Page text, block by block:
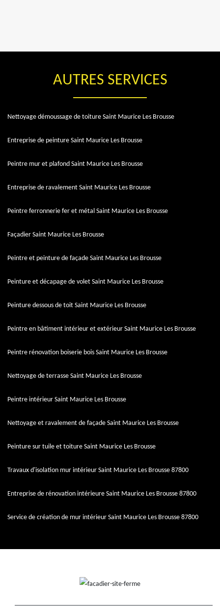
AUTRES SERVICES
Nettoyage démoussage de toiture Saint Maurice Les Brousse
Entreprise de peinture Saint Maurice Les Brousse
Peintre mur et plafond Saint Maurice Les Brousse
Entreprise de ravalement Saint Maurice Les Brousse
Peintre ferronnerie fer et métal Saint Maurice Les Brousse
Façadier Saint Maurice Les Brousse
Peintre et peinture de façade Saint Maurice Les Brousse
Peinture et décapage de volet Saint Maurice Les Brousse
Peinture dessous de toit Saint Maurice Les Brousse
Peintre en bâtiment intérieur et extérieur Saint Maurice Les Brousse
Peintre rénovation boiserie bois Saint Maurice Les Brousse
Nettoyage de terrasse Saint Maurice Les Brousse
Peintre intérieur Saint Maurice Les Brousse
Nettoyage et ravalement de façade Saint Maurice Les Brousse
Peinture sur tuile et toiture Saint Maurice Les Brousse
Travaux d'isolation mur intérieur Saint Maurice Les Brousse 87800
Entreprise de rénovation intérieure Saint Maurice Les Brousse 87800
Service de création de mur intérieur Saint Maurice Les Brousse 87800